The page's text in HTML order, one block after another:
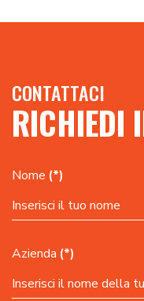
CONTATTACI
RICHIEDI
Nome (*)
Azienda (*)